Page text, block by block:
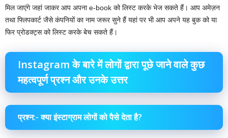
मिल जाएंगे जहां जाकर आप अपना e-book को लिस्ट करके भेज सकते हैं। आप अमेज़न
तथा फ्लिपकार्ट जैसे कंपनियों का नाम जरूर सुने हैं यहां पर भी आप अपने यह बुक को या
फिर प्रोडक्ट्स को लिस्ट करके बेच सकते हैं।
Instagram के बारे में लोगों द्वारा पूछे जाने वाले कुछ
महत्वपूर्ण प्रश्न और उनके उत्तर
प्रश्न:- क्या इंस्टाग्राम लोगों को पैसे देता है?